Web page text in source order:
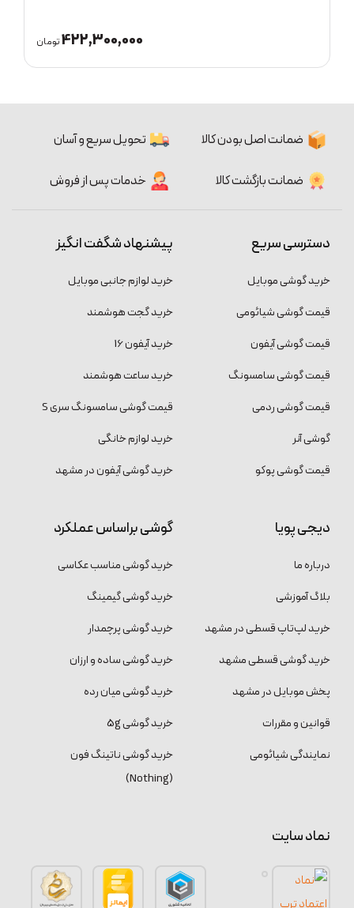
83,500,000تومان
ضمانت اصل بودن کالا تحویل سریع و آسان
ضمانت بازگشت کالا خدمات پس از فروش
دسترسی سریع
خرید گوشی موبایل
قیمت گوشی شیائومی
قیمت گوشی آیفون
قیمت گوشی سامسونگ
قیمت گوشی ردمی
گوشی آنر
قیمت گوشی پوکو
پیشنهاد شگفت انگیز
خرید لوازم جانبی موبایل
خرید گجت هوشمند
خرید آیفون 16
خرید ساعت هوشمند
قیمت گوشی سامسونگ سری S
خرید لوازم خانگی
خرید گوشی آیفون در مشهد
دیجی پویا
درباره ما
بلاگ آموزشی
خرید لپ‌تاپ قسطی در مشهد
خرید گوشی قسطی مشهد
پخش موبایل در مشهد
قوانین و مقررات
نمایندگی شیائومی
گوشی براساس عملکرد
خرید گوشی مناسب عکاسی
خرید گوشی گیمینگ
خرید گوشی پرچمدار
خرید گوشی ساده و ارزان
خرید گوشی میان رده
خرید گوشی 5g
خرید گوشی ناتینگ فون
(Nothing)
نماد سایت